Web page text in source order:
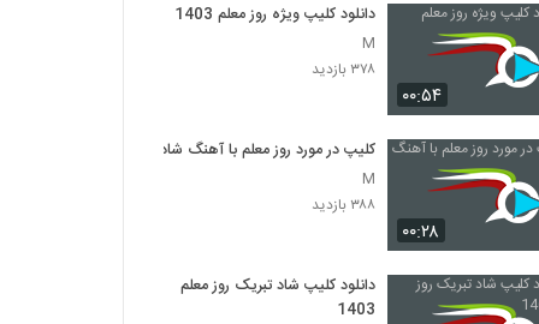
۰۰:۵۴
دانلود کلیپ ویژه روز معلم 1403
M
۳۷۸ بازدید
۰۰:۲۸
کلیپ در مورد روز معلم با آهنگ شاد
M
۳۸۸ بازدید
دانلود کلیپ شاد تبریک روز معلم
1403